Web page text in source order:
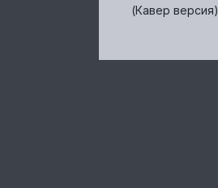
(Кавер версия)